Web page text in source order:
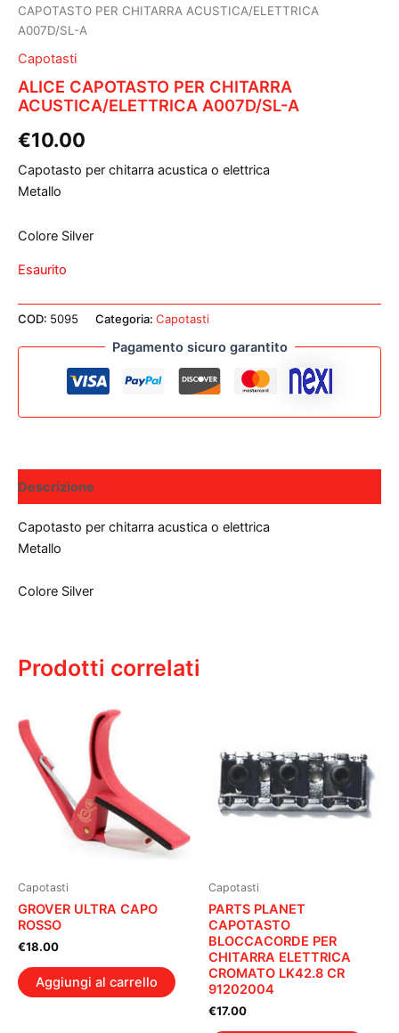
CAPOTASTO PER CHITARRA ACUSTICA/ELETTRICA
A007D/SL-A
Capotasti
ALICE CAPOTASTO PER CHITARRA
ACUSTICA/ELETTRICA A007D/SL-A
€10.00
Capotasto per chitarra acustica o elettrica
Metallo
Colore Silver
Esaurito
COD: 5095 Categoria: Capotasti
Pagamento sicuro garantito
Descrizione
Capotasto per chitarra acustica o elettrica
Metallo
Colore Silver
Prodotti correlati
Capotasti
GROVER ULTRA CAPO
ROSSO
€18.00
Aggiungi al carrello
Capotasti
PARTS PLANET
CAPOTASTO
BLOCCACORDE PER
CHITARRA ELETTRICA
CROMATO LK42.8 CR
91202004
€17.00